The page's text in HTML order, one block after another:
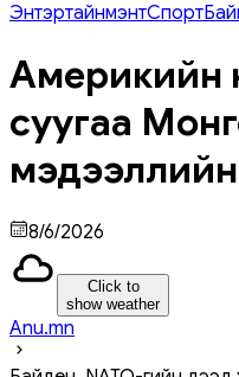
ЭнтэртайнмэнтСпорт
Америкийн
суугаа
8/6/2026
Click to
show weather
Anu.mn